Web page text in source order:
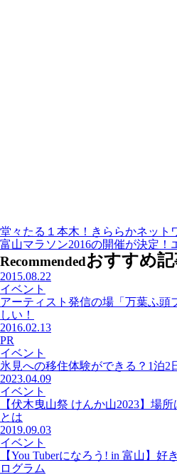
堂々たる１本木！きららかネット
富山マラソン2016の開催が決定！
Recommendedおすすめ
2015.08.22
イベント
アーティスト発信の場「万葉ふ頭
しい！
2016.02.13
PR
イベント
氷見への移住体験ができる？1泊2
2023.04.09
イベント
【伏木曳山祭 けんか山2023】場
とは
2019.09.03
イベント
【You Tuberになろう! in 富山】
ログラム